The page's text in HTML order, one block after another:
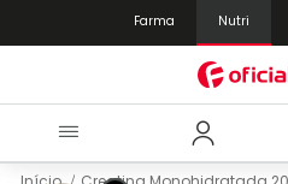
Farma Nutri